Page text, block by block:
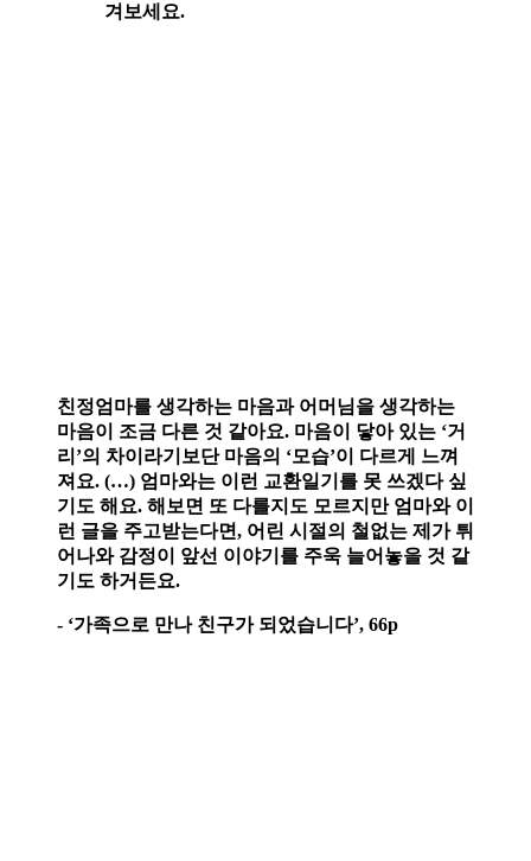
겨보세요.
친정엄마를 생각하는 마음과 어머님을 생각하는
마음이 조금 다른 것 같아요. 마음이 닿아 있는 ‘거
리’의 차이라기보단 마음의 ‘모습’이 다르게 느껴
져요. (…) 엄마와는 이런 교환일기를 못 쓰겠다 싶
기도 해요. 해보면 또 다를지도 모르지만 엄마와 이
런 글을 주고받는다면, 어린 시절의 철없는 제가 튀
어나와 감정이 앞선 이야기를 주욱 늘어놓을 것 같
기도 하거든요.
- ‘가족으로 만나 친구가 되었습니다’, 66p